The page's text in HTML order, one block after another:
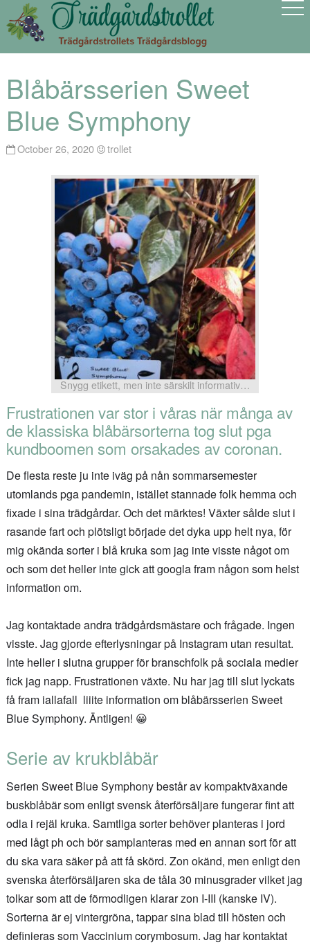
Blåbärsserien Sweet
Blue Symphony
October 26, 2020 trollet
Snygg etikett, men inte särskilt informativ…
Frustrationen var stor i våras när många av
de klassiska blåbärsorterna tog slut pga
kundboomen som orsakades av coronan.
De flesta reste ju inte iväg på nån sommarsemester
utomlands pga pandemin, istället stannade folk hemma och
fixade i sina trädgårdar. Och det märktes! Växter sålde slut i
rasande fart och plötsligt började det dyka upp helt nya, för
mig okända sorter i blå kruka som jag inte visste något om
och som det heller inte gick att googla fram någon som helst
information om.
Jag kontaktade andra trädgårdsmästare och frågade. Ingen
visste. Jag gjorde efterlysningar på Instagram utan resultat.
Inte heller i slutna grupper för branschfolk på sociala medier
fick jag napp. Frustrationen växte. Nu har jag till slut lyckats
få fram iallafall liiite information om blåbärsserien Sweet
Blue Symphony. Äntligen! 😀
Serie av krukblåbär
Serien Sweet Blue Symphony består av kompaktväxande
buskblåbär som enligt svensk återförsäljare fungerar fint att
odla i rejäl kruka. Samtliga sorter behöver planteras i jord
med lågt ph och bör samplanteras med en annan sort för att
du ska vara säker på att få skörd. Zon okänd, men enligt den
svenska återförsäljaren ska de tåla 30 minusgrader vilket jag
tolkar som att de förmodligen klarar zon I-III (kanske IV).
Sorterna är ej vintergröna, tappar sina blad till hösten och
definieras som Vaccinium corymbosum. Jag har kontaktat